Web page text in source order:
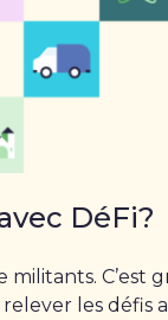
DéFi?
C’est
les défis